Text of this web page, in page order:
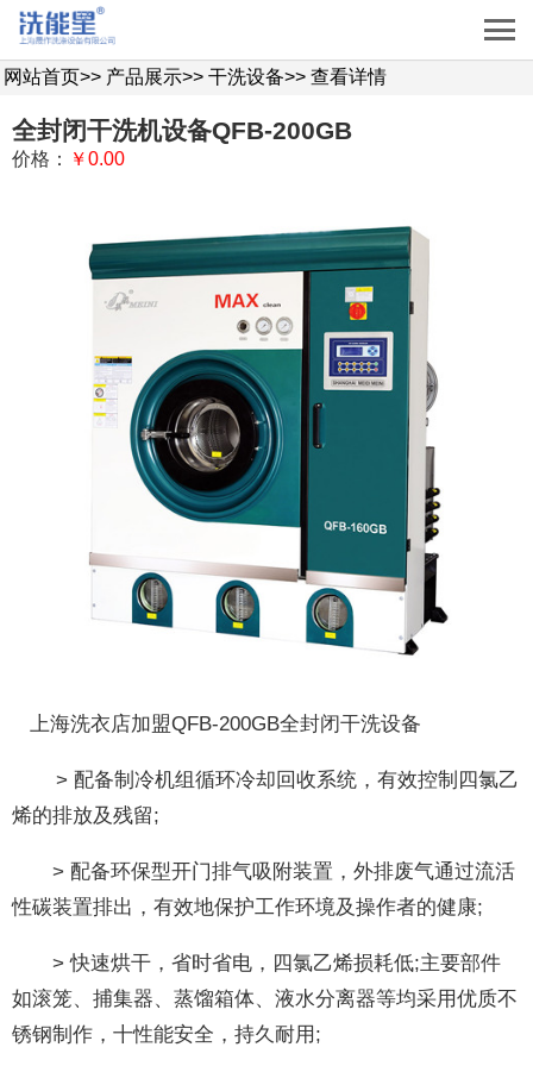
网站首页>> 产品展示>> 干洗设备>> 查看详情
全封闭干洗机设备QFB-200GB
价格： ￥0.00
上海洗衣店加盟QFB-200GB全封闭干洗设备
> 配备制冷机组循环冷却回收系统，有效控制四氯乙
烯的排放及残留;
> 配备环保型开门排气吸附装置，外排废气通过流活
性碳装置排出，有效地保护工作环境及操作者的健康;
> 快速烘干，省时省电，四氯乙烯损耗低;主要部件
如滚笼、捕集器、蒸馏箱体、液水分离器等均采用优质不
锈钢制作，十性能安全，持久耐用;